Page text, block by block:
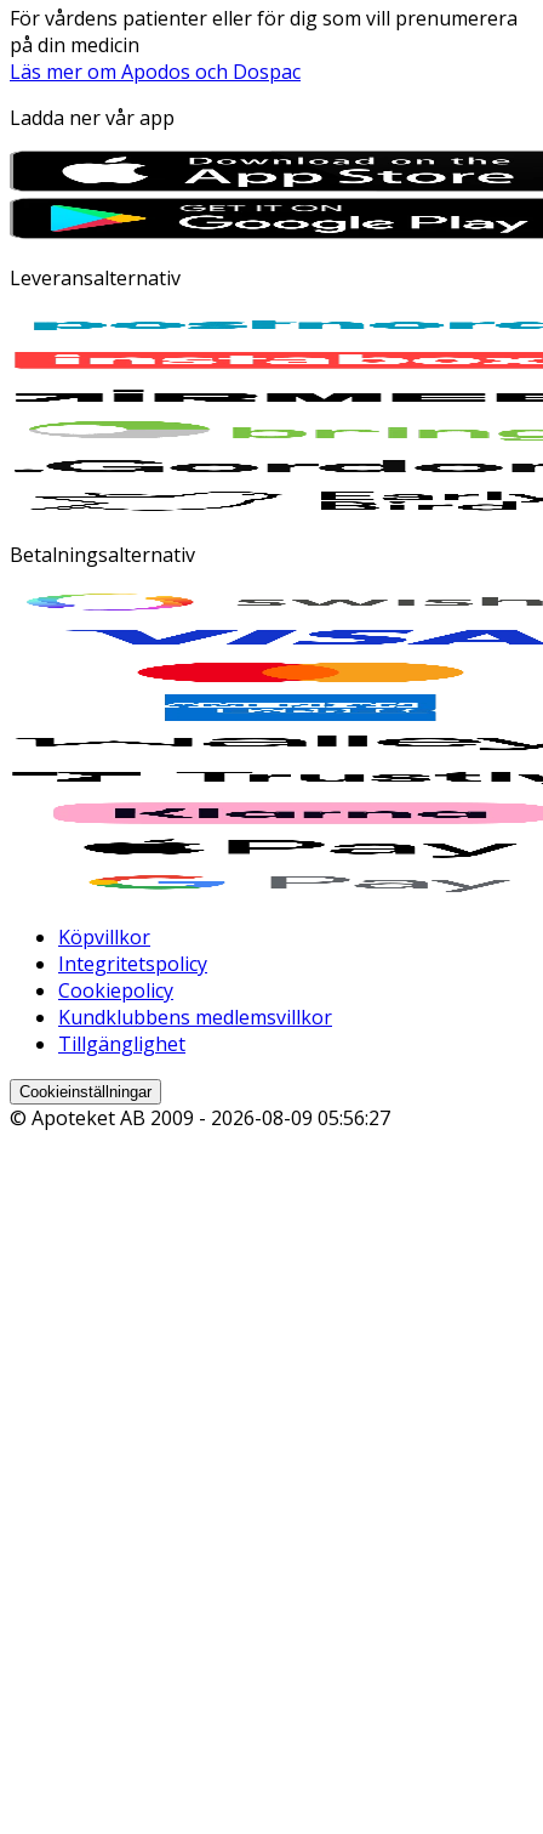
För vårdens patienter eller för dig som vill prenumerera
på din medicin
Läs mer om Apodos och Dospac
Ladda ner vår app
Leveransalternativ
Betalningsalternativ
Köpvillkor
Integritetspolicy
Cookiepolicy
Kundklubbens medlemsvillkor
Tillgänglighet
Cookieinställningar
© Apoteket AB 2009 - 2026-08-09 05:56:27